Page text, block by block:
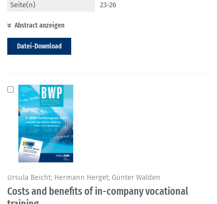
Seite(n)
23-26
Abstract anzeigen
Datei-Download
Ursula Beicht; Hermann Herget; Günter Walden
Costs and benefits of in-company vocational